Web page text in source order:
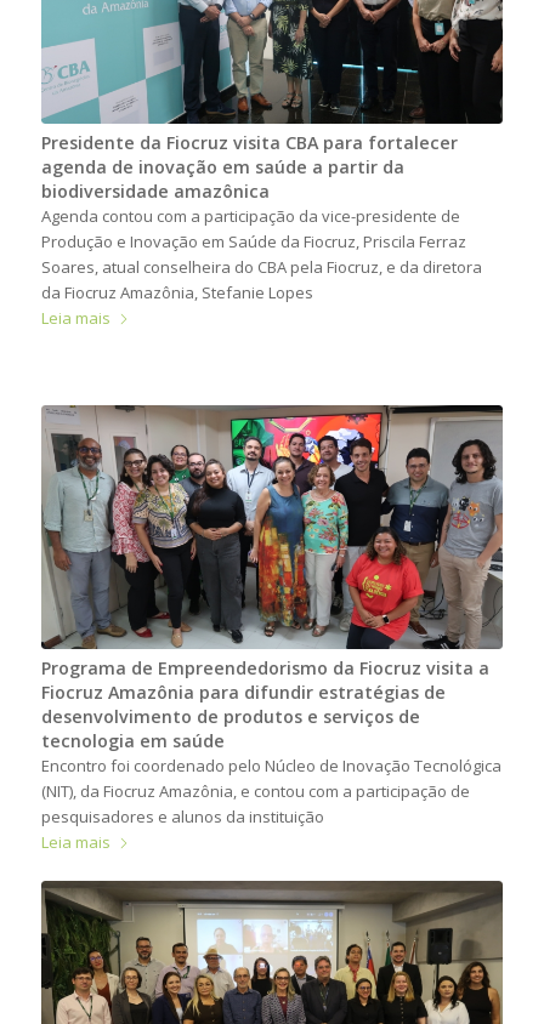
Presidente da Fiocruz visita CBA para fortalecer
agenda de inovação em saúde a partir da
biodiversidade amazônica
Agenda contou com a participação da vice-presidente de
Produção e Inovação em Saúde da Fiocruz, Priscila Ferraz
Soares, atual conselheira do CBA pela Fiocruz, e da diretora
da Fiocruz Amazônia, Stefanie Lopes
Leia mais
Programa de Empreendedorismo da Fiocruz visita a
Fiocruz Amazônia para difundir estratégias de
desenvolvimento de produtos e serviços de
tecnologia em saúde
Encontro foi coordenado pelo Núcleo de Inovação Tecnológica
(NIT), da Fiocruz Amazônia, e contou com a participação de
pesquisadores e alunos da instituição
Leia mais